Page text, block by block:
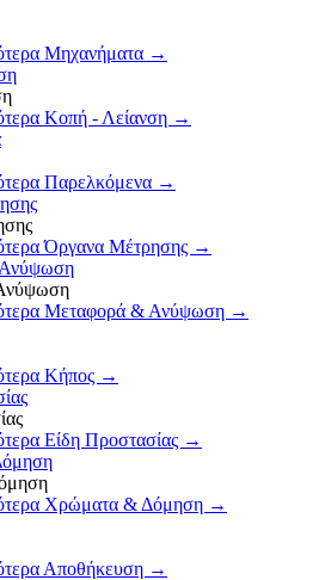
Μηχανήματα →
Κοπή - Λείανση →
Παρελκόμενα →
Όργανα Μέτρησης →
Μεταφορά & Ανύψωση →
Κήπος →
Είδη Προστασίας →
Χρώματα & Δόμηση →
Αποθήκευση →